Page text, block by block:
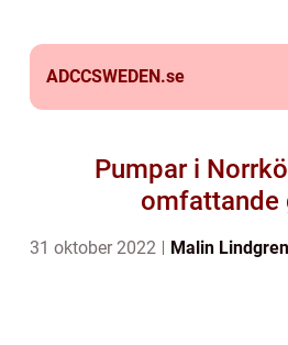
ADCCSWEDEN.se
Pumpar i
omfattande
31 oktober 2022 Malin Lindgren